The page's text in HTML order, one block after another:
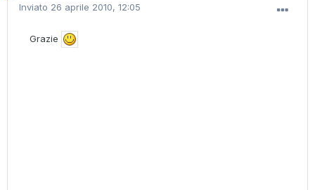
Inviato 26 aprile 2010, 12:05
Grazie